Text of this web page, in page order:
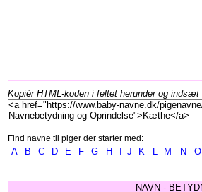
Kopiér HTML-koden i feltet herunder og
Find navne til piger der starter med:
A B C D E F G H J K L M N O
NAVN -